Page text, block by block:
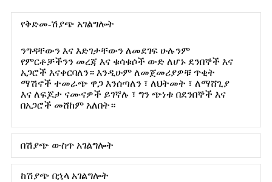
የቅድመ-ሽያጭ አገልግሎት
ንግዳቸውን እና እድገታቸውን ለመደገፍ ሁሉንም
የምርቶቻችንን መረጃ እና ቁሳቁሶች ውድ ለሆኑ ደንበኞች እና
አጋሮች እናቀርባለን። እንዲሁም ለመጀመሪያዎቹ ጥቂት
ማሽኖች ተመራጭ ዋጋ እንሰጣለን ፣ ለህትመት ፣ ለማሸጊያ
እና ለፍጆታ ናሙናዎች ይገኛሉ ፣ ግን ጭነቱ በደንበኞች እና
በአጋሮች መሸከም አለበት።
በሽያጭ ውስጥ አገልግሎት
ከሽያጭ በኋላ አገልግሎት